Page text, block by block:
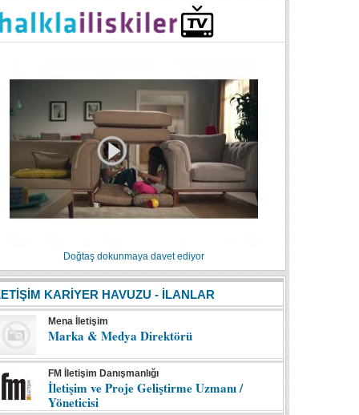
Doğtaş dokunmaya davet ediyor
KARİYER HAVUZU - İLANLAR
Mena İletişim
Marka & Medya Direktörü
FM İletişim Danışmanlığı
İletişim ve Proje Geliştirme Uzmanı /
Yöneticisi